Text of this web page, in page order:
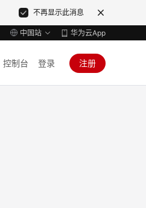
不再显示此消息
中国站 华为云App
控制台 登录 注册